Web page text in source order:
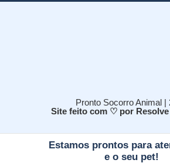
Pronto Socorro Animal |
Site feito com ♡ por
Estamos prontos para
e o seu pet!